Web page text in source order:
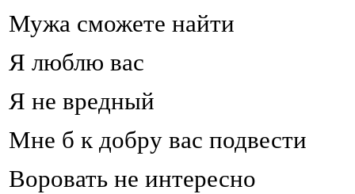
Мужа сможете найти
Я люблю вас
Я не вредный
Мне б к добру вас подвести
Воровать не интересно